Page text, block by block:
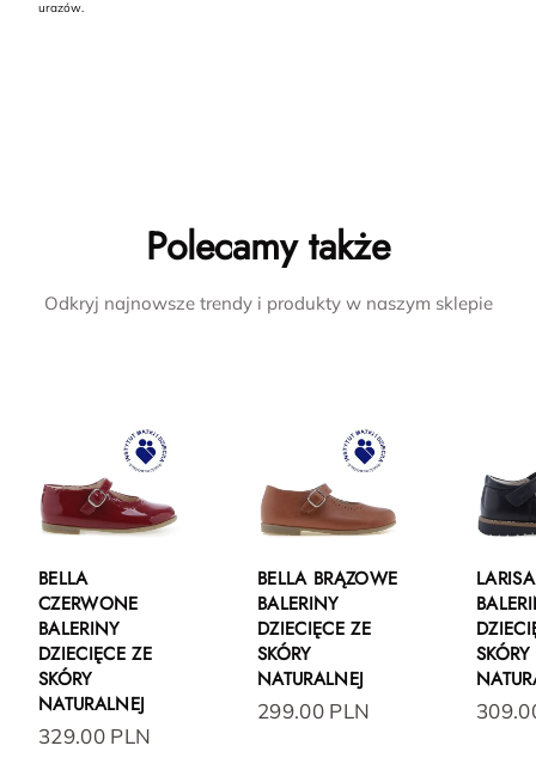
urazów.
Polecamy także
Odkryj najnowsze trendy i produkty w naszym sklepie
BELLA
CZERWONE
BALERINY
DZIECIĘCE ZE
SKÓRY
NATURALNEJ
329.00 PLN
BELLA BRĄZOWE
BALERINY
DZIECIĘCE ZE
SKÓRY
NATURALNEJ
299.00 PLN
SKÓRY